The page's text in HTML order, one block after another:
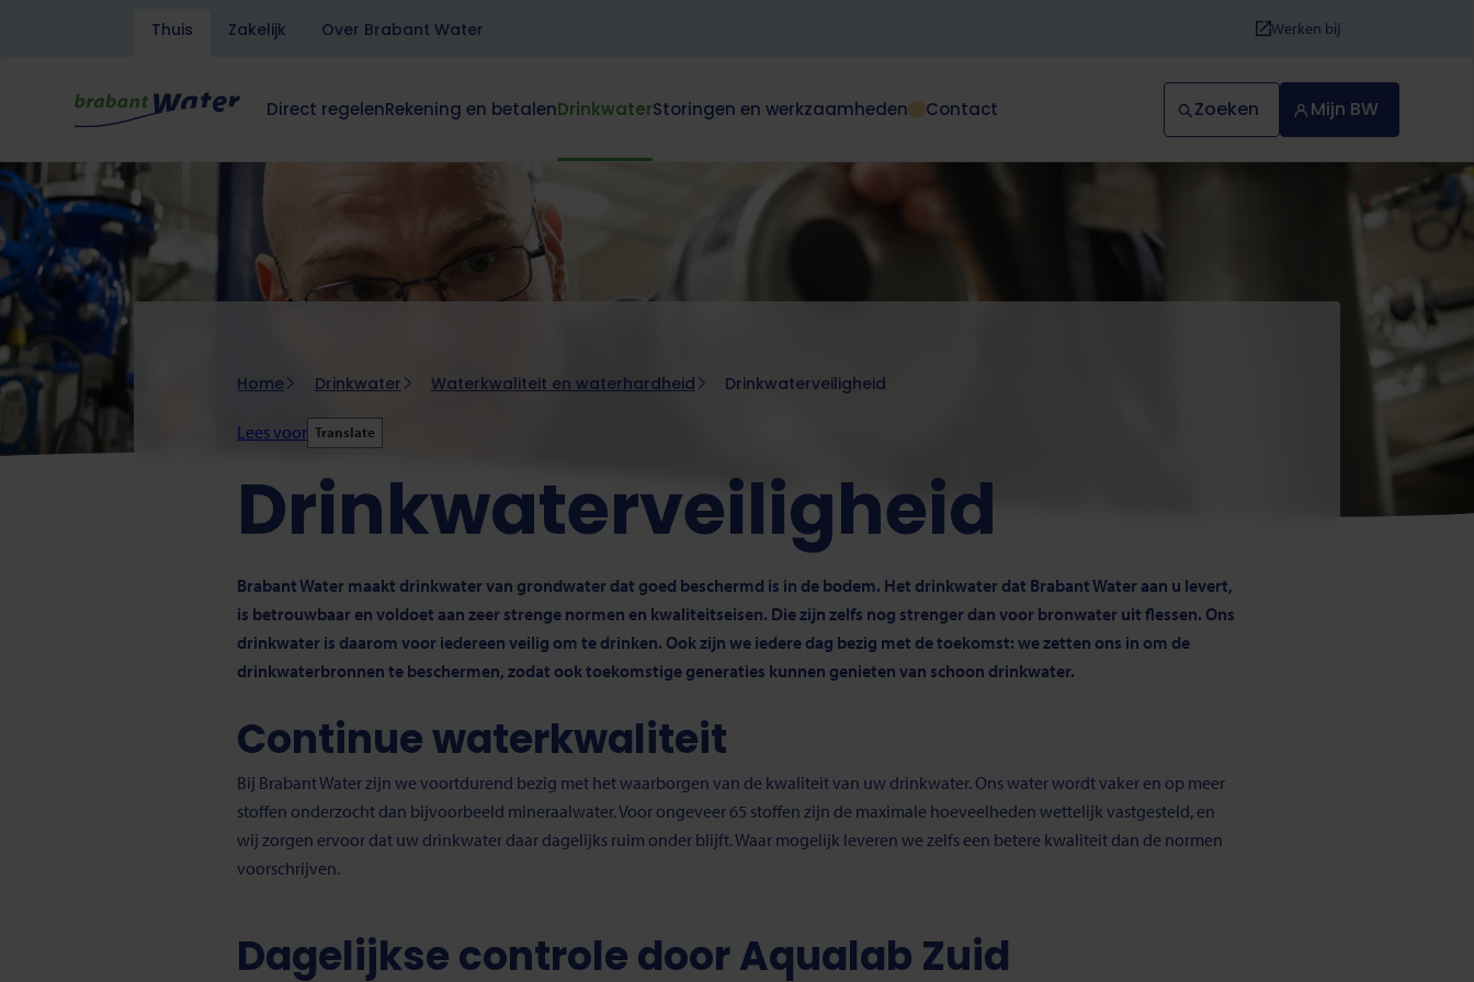
gaan
Hoofdnavigatie Direct regelen
Dit
subnavigatie
of
Rekening en betalen
Dit
dicht.
Drinkwater
Dit
open
of
Storingen en werkzaamheden Contact
Thuis Zakelijk Over Brabant Water Werken bij
Zoeken Mijn BW
Kruimelpad
Home Drinkwater Waterkwaliteit en waterhardheid Drinkwaterveiligheid
Lees voor Translate
Drinkwaterveiligheid
Brabant Water maakt drinkwater van grondwater dat goed beschermd is in de bodem. Het drinkwater dat Brabant Water aan u levert,
is betrouwbaar en voldoet aan zeer strenge normen en kwaliteitseisen. Die zijn zelfs nog strenger dan voor bronwater uit flessen. Ons
drinkwater is daarom voor iedereen veilig om te drinken. Ook zijn we iedere dag bezig met de toekomst: we zetten ons in om de
drinkwaterbronnen te beschermen, zodat ook toekomstige generaties kunnen genieten van schoon drinkwater.
Continue waterkwaliteit
Bij Brabant Water zijn we voortdurend bezig met het waarborgen van de kwaliteit van uw drinkwater. Ons water wordt vaker en op meer
stoffen onderzocht dan bijvoorbeeld mineraalwater. Voor ongeveer 65 stoffen zijn de maximale hoeveelheden wettelijk vastgesteld, en
wij zorgen ervoor dat uw drinkwater daar dagelijks ruim onder blijft. Waar mogelijk leveren we zelfs een betere kwaliteit dan de normen
voorschrijven.
Dagelijkse controle door Aqualab Zuid